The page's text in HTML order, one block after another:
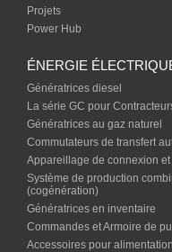
Projets
Power Hub
ÉNERGIE
Génératrices diesel
La série GC pour
Génératrices au gaz naturel
Commutateurs de transfert
Appareillage de connexion
Système de production
(cogénération)
Génératrices en inventaire
Commandes et Armoire de
Accessoires pour